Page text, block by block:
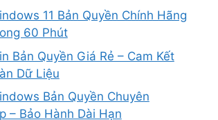
11 Bản Quyền Chính Hãng
60 Phút
Bản Quyền Giá Rẻ – Cam Kết
Dữ Liệu
Bản Quyền Chuyên
– Bảo Hành Dài Hạn